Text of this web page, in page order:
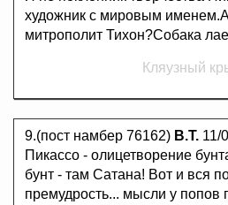
художник с мировым именем.А
митрополит Тихон?Собака
Кляузный
9.(пост намбер 76162) В.Т. 11/
Пикассо - олицетворение
бунт - там Сатана! Вот и вся
премудрость... мысли у попов